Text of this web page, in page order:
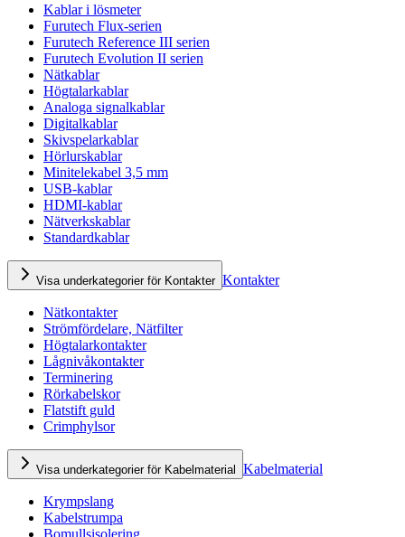
Kablar i lösmeter
Furutech Flux-serien
Furutech Reference III serien
Furutech Evolution II serien
Nätkablar
Högtalarkablar
Analoga signalkablar
Digitalkablar
Skivspelarkablar
Hörlurskablar
Minitelekabel 3,5 mm
USB-kablar
HDMI-kablar
Nätverkskablar
Standardkablar
Visa underkategorier för Kontakter Kontakter
Nätkontakter
Strömfördelare, Nätfilter
Högtalarkontakter
Lågnivåkontakter
Terminering
Rörkabelskor
Flatstift guld
Crimphylsor
Visa underkategorier för Kabelmaterial Kabelmaterial
Krympslang
Kabelstrumpa
Bomullsisolering